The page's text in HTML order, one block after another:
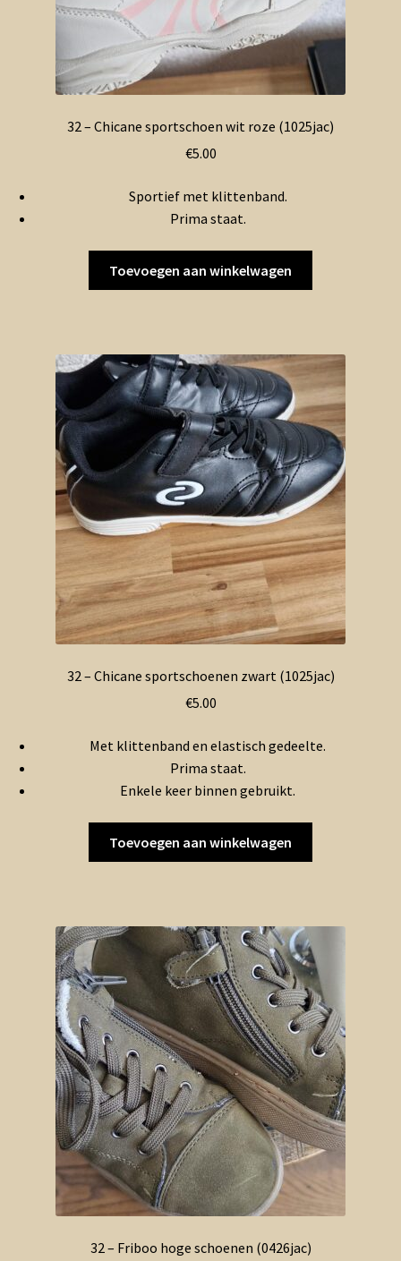
32 – Chicane sportschoen wit roze (1025jac)
€5.00
Sportief met klittenband.
Prima staat.
Toevoegen aan winkelwagen
32 – Chicane sportschoenen zwart (1025jac)
€5.00
Met klittenband en elastisch gedeelte.
Prima staat.
Enkele keer binnen gebruikt.
Toevoegen aan winkelwagen
32 – Friboo hoge schoenen (0426jac)